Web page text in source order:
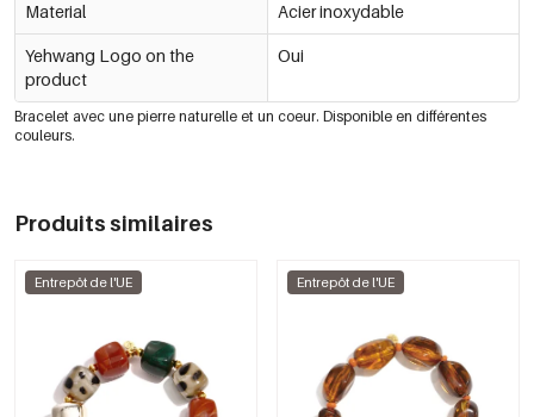
Material Acier inoxydable
Yehwang Logo on the
product
Oui
Bracelet avec une pierre naturelle et un coeur. Disponible en différentes
couleurs.
Produits similaires
Entrepôt de l'UE Entrepôt de l'UE